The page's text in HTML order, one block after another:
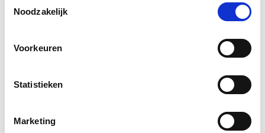
We slaan je cookievoorkeur op in je browser.
Noodzakelijk
Voorkeuren
Statistieken
Marketing
DVGW-keur voor gas
Gastec QA
Downloads
CE_Certificaat